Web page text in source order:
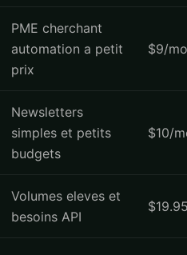
PME cherchant
automation a petit
prix
$9/
Newsletters
simples et petits
budgets
$10/
Volumes eleves et
besoins API